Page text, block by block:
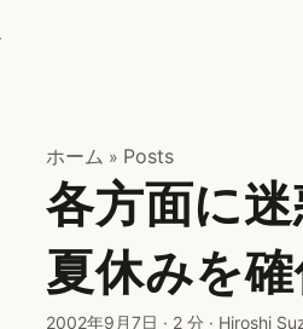
ホーム » Posts
各方面に
夏休みを
2002年9月7日 · 2 分 · Hiroshi